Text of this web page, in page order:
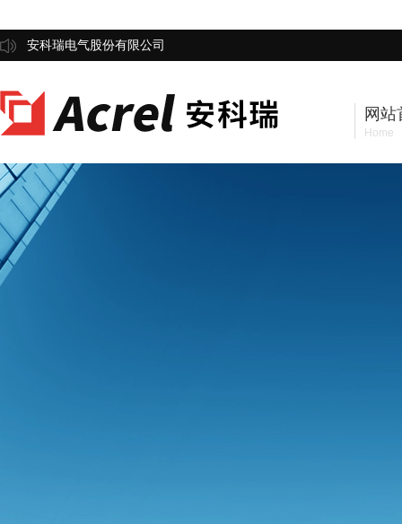
安科瑞电气股份有限公司
网站
Home